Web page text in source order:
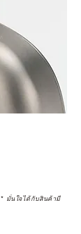
* มั่นใจได้กับสินค้ามี